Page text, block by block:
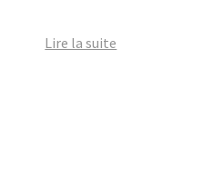
Lire la suite